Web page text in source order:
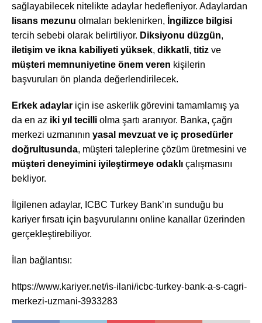
sağlayabilecek nitelikte adaylar hedefleniyor. Adaylardan
lisans mezunu olmaları beklenirken, İngilizce bilgisi
tercih sebebi olarak belirtiliyor. Diksiyonu düzgün,
iletişim ve ikna kabiliyeti yüksek, dikkatli, titiz ve
müşteri memnuniyetine önem veren kişilerin
başvuruları ön planda değerlendirilecek.
Erkek adaylar için ise askerlik görevini tamamlamış ya
da en az iki yıl tecilli olma şartı aranıyor. Banka, çağrı
merkezi uzmanının yasal mevzuat ve iç prosedürler
doğrultusunda, müşteri taleplerine çözüm üretmesini ve
müşteri deneyimini iyileştirmeye odaklı çalışmasını
bekliyor.
İlgilenen adaylar, ICBC Turkey Bank’ın sunduğu bu
kariyer fırsatı için başvurularını online kanallar üzerinden
gerçekleştirebiliyor.
İlan bağlantısı:
https://www.kariyer.net/is-ilani/icbc-turkey-bank-a-s-cagri-
merkezi-uzmani-3933283